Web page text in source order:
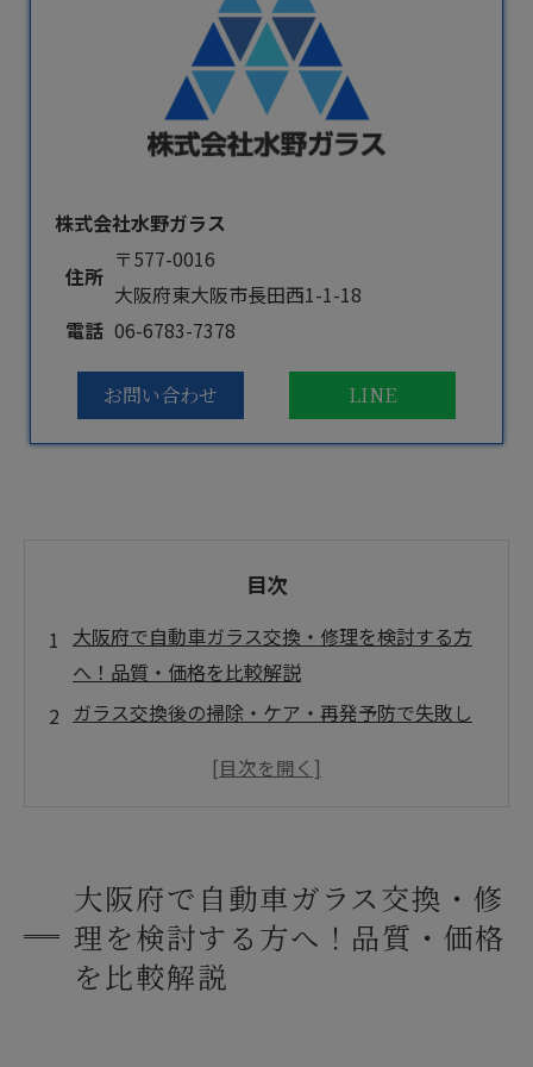
株式会社水野ガラス
住所
〒577-0016
大阪府東大阪市長田西1-1-18
電話 06-6783-7378
お問い合わせ LINE
目次
大阪府で自動車ガラス交換・修理を検討する方
へ！品質・価格を比較解説
ガラス交換後の掃除・ケア・再発予防で失敗し
一人暮らしのケースで異なる最適な選び方とは
大阪府について
大阪府で「株式会社水野ガラス」が選ばれる理
由
大阪府で自動車ガラス交換・修
理を検討する方へ！品質・価格
を比較解説